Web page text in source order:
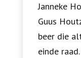
Janneke
Guus
beer die
einde